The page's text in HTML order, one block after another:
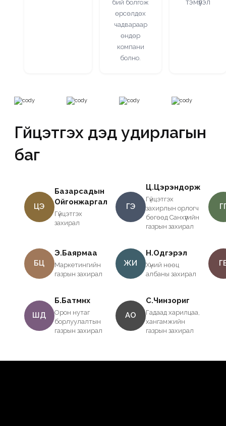
бий болгож
өрсөлдөх
чадвараар
өндөр
компани
болно.
тэмүүлэл
Гүйцэтгэх дэд удирлагын
баг
ЦЭ
Базарсадын
Ойгонжаргал
Гүйцэтгэх
захирал
ГЭ
Ц.Цэрэндорж
Гүйцэтгэх
захирлын орлогч
бөгөөд Санхүүгийн
газрын захирал
БЦ
Э.Баярмаа
Маркетингийн
газрын захирал
ЖИ
Н.Одгэрэл
Хүний нөөц
албаны захирал
ШД
Б.Батмөнх
Орон нутаг
борлуулалтын
газрын захирал
АО
С.Чинзориг
Гадаад харилцаа,
хангамжийн
газрын захирал